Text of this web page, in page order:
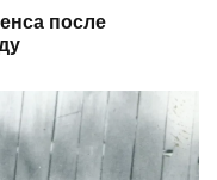
после